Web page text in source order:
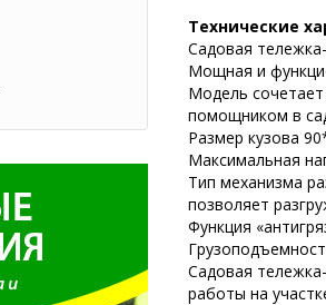
Технические
Садовая
Мощная и
Модель
помощником в
Размер кузова
Максимальная
Тип механизма
позволяет
Функция
Садовая
работы на